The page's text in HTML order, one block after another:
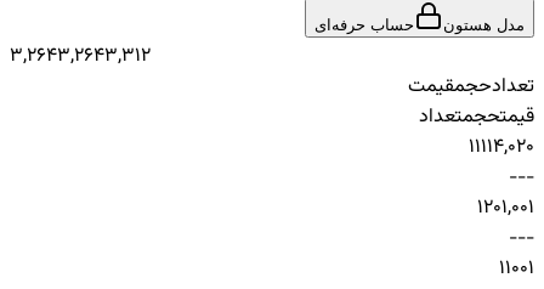
مدل هستون حساب حرفه‌ای
3,2643,2643,312
تعدادحجمقیمت
قیمتحجمتعداد
11114,020
-
-
-
1201,001
-
-
-
11001